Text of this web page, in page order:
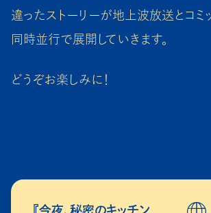
違ったストーリーが地上波放送とコミ
同時並行で展開していきます。
どうぞお楽しみに！